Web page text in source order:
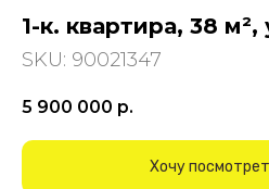
1-к. квартира, 38 м²,
SKU: 90021347
5 900 000 р.
Хочу